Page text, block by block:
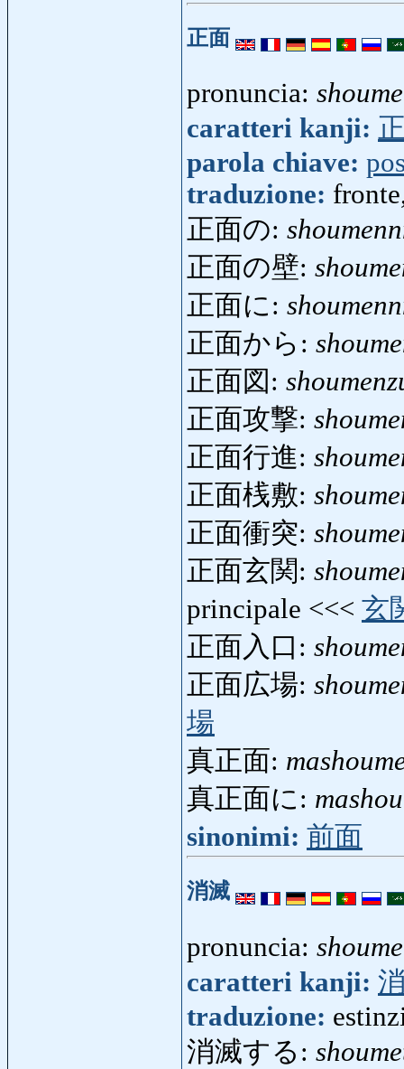
正面
pronuncia:
caratteri kanji:
parola chiave:
traduzione:
正面の:
正面の壁:
正面に:
正面から:
正面図:
正面攻撃:
正面行進:
正面桟敷:
正面衝突:
正面玄関:
principale <<< 玄
正面入口:
正面広場:
場
真正面:
真正面に:
sinonimi: 前面
消滅
pronuncia:
caratteri kanji:
traduzione:
消滅する: